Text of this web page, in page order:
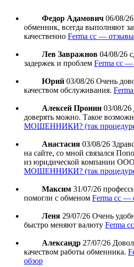
Федор Адамович 06/08/26
обменник, всегда выполняют
качественно Ferma cc —
Лев Завражнов 04/08/26
задержек и проблем Ferma cc —
Юрий 03/08/26 Очень
качеством обслуживания.
Алексей Пронин 03/08/26
доверять можно. Такое
МОШЕННИКИ? (так процедуре
Анастасия 03/08/26
на сайте, со мной связался
из юридической компании
МОШЕННИКИ? (так процедуре
Максим 31/07/26
помогли с обменом Ferma cc —
Леня 29/07/26 Очень
быстро меняют валюту Ferma
Александр 27/07/26
качеством работы обменника.
обзор